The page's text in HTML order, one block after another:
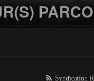
Syndication